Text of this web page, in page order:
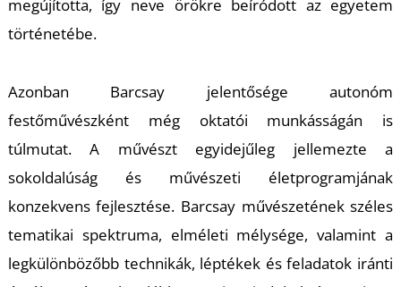
megújította, így neve örökre beíródott az egyetem
történetébe.
Azonban Barcsay jelentősége autonóm
festőművészként még oktatói munkásságán is
túlmutat. A művészt egyidejűleg jellemezte a
sokoldalúság és művészeti életprogramjának
konzekvens fejlesztése. Barcsay művészetének széles
tematikai spektruma, elméleti mélysége, valamint a
legkülönbözőbb technikák, léptékek és feladatok iránti